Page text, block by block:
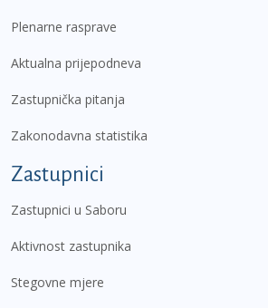
Plenarne rasprave
Aktualna prijepodneva
Zastupnička pitanja
Zakonodavna statistika
Zastupnici
Zastupnici u Saboru
Aktivnost zastupnika
Stegovne mjere